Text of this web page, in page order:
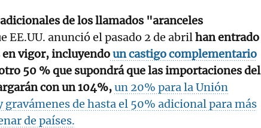
de los llamados "aranceles
EE.UU. anunció el pasado 2 de abrilhan entrado
vigor, incluyendoun castigo complementario
50 % que supondrá que las importaciones del
con un 104%,un 20% para la Unión
gravámenes de hasta el 50% adicional para más
de países.